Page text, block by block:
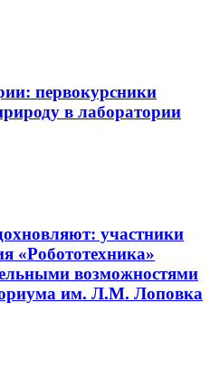
первокурсники
в лаборатории
участники
«Робототехника»
возможностями
им. Л.М. Лоповка